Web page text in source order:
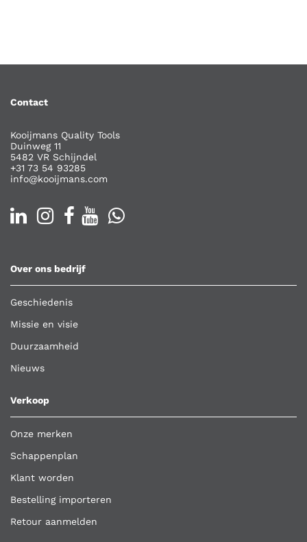
Contact
Kooijmans Quality Tools
Duinweg 11
5482 VR Schijndel
+31 73 54 93285
info@kooijmans.com
Over ons bedrijf
Geschiedenis
Missie en visie
Duurzaamheid
Nieuws
Verkoop
Onze merken
Schappenplan
Klant worden
Bestelling importeren
Retour aanmelden